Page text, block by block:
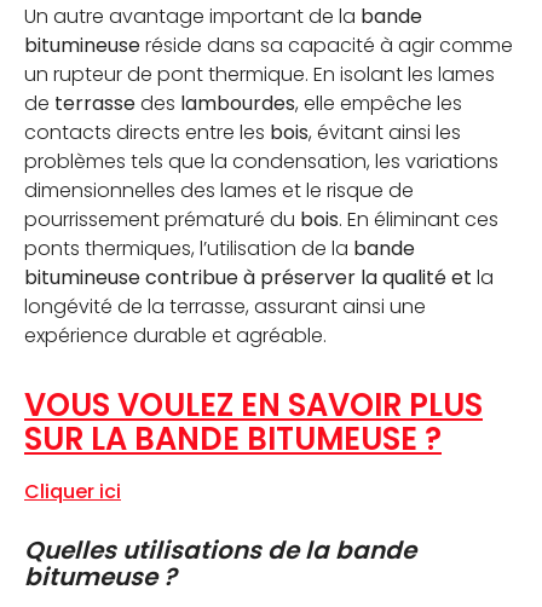
Un autre avantage important de la bande
bitumineuseréside dans sa capacité à agir comme
un rupteur de pont thermique. En isolant les lames
de terrassedes lambourdes, elle empêche les
contacts directs entre les bois, évitant ainsi les
problèmes tels que la condensation, les variations
dimensionnelles des lames et le risque de
pourrissement prématuré du bois. En éliminant ces
ponts thermiques, l’utilisation de la bande
bitumineuse contribue à préserver la qualité et la
longévité de la terrasse, assurant ainsi une
expérience durable et agréable.
VOUS VOULEZ EN SAVOIR PLUS
SUR LA BANDE BITUMEUSE ?
Cliquer ici
Quelles utilisations de la bande
bitumeuse ?